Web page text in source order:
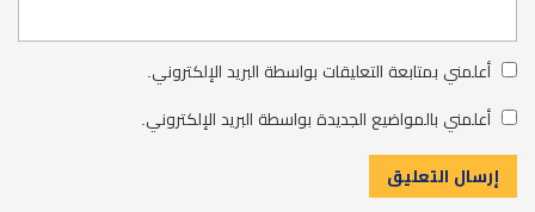
أعلمني بمتابعة التعليقات بواسطة البريد الإلكتروني.
أعلمني بالمواضيع الجديدة بواسطة البريد الإلكتروني.